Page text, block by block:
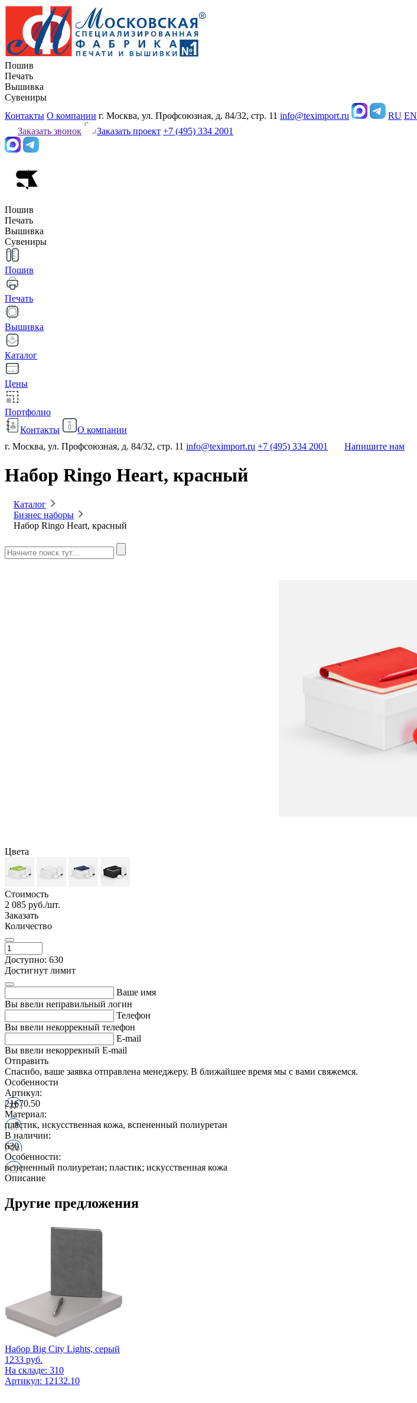
Пошив
Печать
Вышивка
Сувениры
Контакты О компании г. Москва, ул. Профсоюзная, д. 84/32, стр. 11 info@teximport.ru RU EN
Заказать звонок
Заказать проект +7 (495) 334 2001
Пошив
Печать
Вышивка
Сувениры
Пошив
Печать
Вышивка
Каталог
Цены
Портфолио
Контакты
О компании
г. Москва, ул. Профсоюзная, д. 84/32, стр. 11 info@teximport.ru +7 (495) 334 2001 Напишите нам
Набор Ringo Heart, красный
Каталог
Бизнес наборы
Набор Ringo Heart, красный
Цвета
Стоимость
2 085 руб./шт.
Заказать
Количество
Доступно: 630
Достигнут лимит
Ваше имя
Вы ввели неправильный логин
Телефон
Вы ввели некоррекный телефон
E-mail
Вы ввели некоррекный E-mail
Отправить
Спасибо, ваше заявка отправлена менеджеру. В ближайшее время мы с вами свяжемся.
Особенности
Артикул:
21670.50
Материал:
пластик, искусственная кожа, вспененный полиуретан
В наличии:
630
Особенности:
вспененный полиуретан; пластик; искусственная кожа
Описание
Другие предложения
Набор Big City Lights, серый
1233 руб.
На складе: 310
Артикул: 12132.10